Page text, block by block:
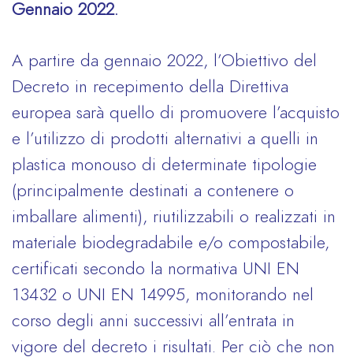
Gennaio 2022.
A partire da gennaio 2022, l’Obiettivo del
Decreto in recepimento della Direttiva
europea sarà quello di promuovere l’acquisto
e l’utilizzo di prodotti alternativi a quelli in
plastica monouso di determinate tipologie
(principalmente destinati a contenere o
imballare alimenti), riutilizzabili o realizzati in
materiale biodegradabile e/o compostabile,
certificati secondo la normativa UNI EN
13432 o UNI EN 14995, monitorando nel
corso degli anni successivi all’entrata in
vigore del decreto i risultati. Per ciò che non